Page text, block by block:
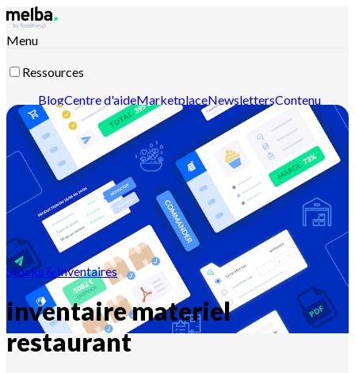
Menu
Ressources
BlogCentre d'aideMarketplaceNewslettersContenu
intelligentDocumentation APIDocumentation MCP
Contactez-nousDécouvrir melba
Stocks & Inventaires
inventaire materiel
restaurant